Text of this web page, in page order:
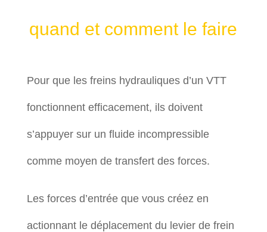
quand et comment le faire
Pour que les freins hydrauliques d’un VTT
fonctionnent efficacement, ils doivent
s’appuyer sur un fluide incompressible
comme moyen de transfert des forces.
Les forces d’entrée que vous créez en
actionnant le déplacement du levier de frein